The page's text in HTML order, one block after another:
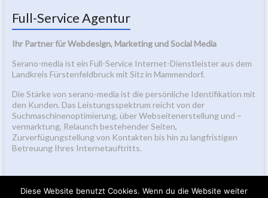
Full-Service Agentur
Ihr Partner für Webdesign, Marketing und Social Media
Serano-media ist ein Full-Service Internet-Dienstleister aus dem
Landkreis Fürstenfeldbruck mit Sitz in Mammendorf.
Die Stärke von serano-media ist die persönliche Identifikation mit
den Kunden. Das Leistungsspektrum reicht von der
Suchmaschinenoptimierung, über Webseitenerstellung und –
vermarktung, Relaunch bestehender Seiten,
Zurverfügungstellung von Kontakten bis hin zu langfristigen
Betreuung Ihres Internetauftritts.
Diese Website benutzt Cookies. Wenn du die Website weiter